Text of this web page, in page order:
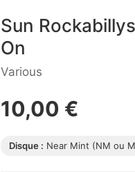
Sun
On
Various
10,00 €
Disque : Near Mint (NM ou